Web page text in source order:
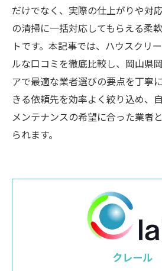
だけでなく、実際の仕上がりや対
の清掃に一括対応してもらえる柔
トです。本記事では、ハウスクリ
ルな口コミを徹底比較し、岡山県
アで最適な業者選びの要点を丁寧
きる依頼先を効率よく絞り込め、
メンテナンスの希望に合った業者
られます。
クレール